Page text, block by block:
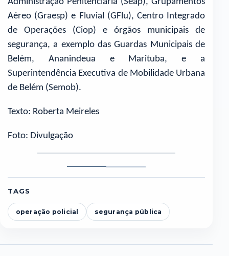
Administração Penitenciária (Seap), Grupamentos
Aéreo (Graesp) e Fluvial (GFlu), Centro Integrado
de Operações (Ciop) e órgãos municipais de
segurança, a exemplo das Guardas Municipais de
Belém, Ananindeua e Marituba, e a
Superintendência Executiva de Mobilidade Urbana
de Belém (Semob).
Texto: Roberta Meireles
Foto: Divulgação
1
2
TAGS
operação policial segurança pública